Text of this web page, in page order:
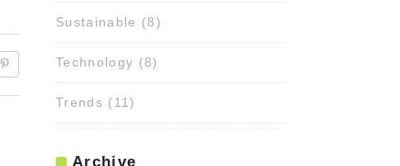
Sustainable (8)
Technology (8)
Trends (11)
Archive